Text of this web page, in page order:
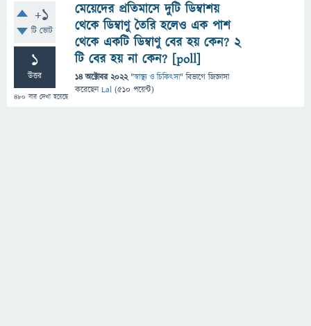
+1
টি ভোট
1
উত্তর
480 বার দেখা হয়েছে
মেয়েদের প্রতিমাসে দুটি ডিম্বাশয়
থেকে ডিম্বাণু তৈরি হলেও এক পাশ
থেকে একটি ডিম্বাণু বের হয় কেন? ২
টি বের হয় না কেন? [poll]
14 অক্টোবর 2022 "স্বাস্থ্য ও চিকিৎসা" বিভাগে জিজ্ঞাসা
করেছেনLal (510 পয়েন্ট)